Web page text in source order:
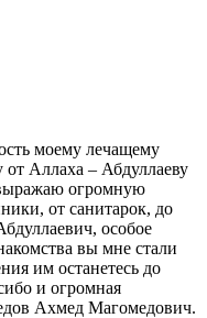
моему лечащему
от Аллаха – Абдуллаеву
огромную
от санитарок, до
особое
вы мне стали
им останетесь до
и огромная
Ахмед Магомедович.